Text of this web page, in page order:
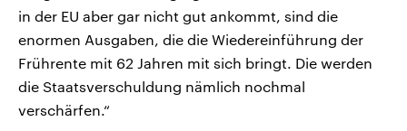
in der EU aber gar nicht gut ankommt, sind die
enormen Ausgaben, die die Wiedereinführung der
Frührente mit 62 Jahren mit sich bringt. Die werden
die Staatsverschuldung nämlich nochmal
verschärfen.“